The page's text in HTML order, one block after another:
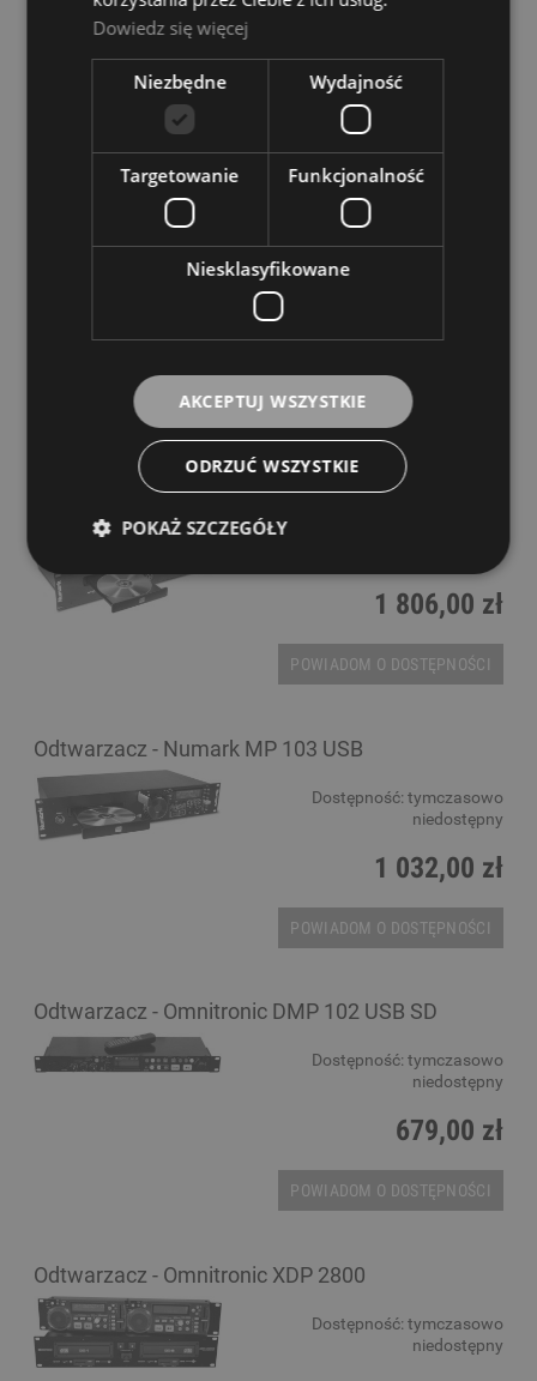
5 589,00 zł
POWIADOM O DOSTĘPNOŚCI
Odtwarzacz - Denon Professional DN300Z
Dostępność:
1 999,00 zł
POWIADOM O DOSTĘPNOŚCI
Odtwarzacz - Numark CDN 77 USB
niedostępny
1 806,00 zł
POWIADOM O DOSTĘPNOŚCI
Odtwarzacz - Numark MP 103 USB
Dostępność: tymczasowo
niedostępny
1 032,00 zł
POWIADOM O DOSTĘPNOŚCI
Odtwarzacz - Omnitronic DMP 102 USB SD
Dostępność: tymczasowo
niedostępny
679,00 zł
POWIADOM O DOSTĘPNOŚCI
Odtwarzacz - Omnitronic XDP 2800
Dostępność: tymczasowo
niedostępny
Dowiedz się więcej
Niezbędne Wydajność
Targetowanie Funkcjonalność
Niesklasyfikowane
AKCEPTUJ WSZYSTKIE
ODRZUĆ WSZYSTKIE
POKAŻ SZCZEGÓŁY